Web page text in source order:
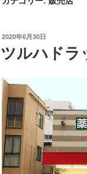
投
日:
2020年6月30日
ツルハドラ